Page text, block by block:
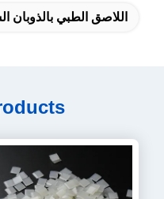
اللاصق الطبي بالذوبان